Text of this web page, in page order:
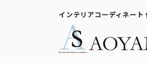
インテリアコーディネート